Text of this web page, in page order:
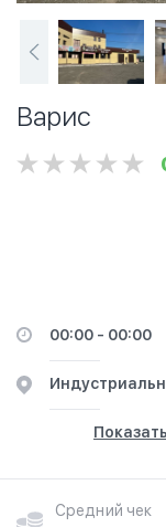
Варис
00:00 - 00:00
Средний чек